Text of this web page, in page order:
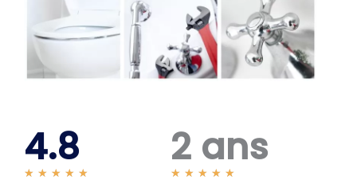
4.8
★ ★ ★ ★ ★
2 ans
★ ★ ★ ★ ★